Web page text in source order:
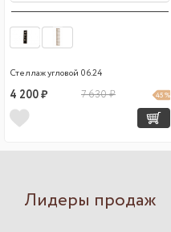
Стеллаж угловой 06.24
4 200 ₽ 7 630 ₽ 45 %
Лидеры продаж